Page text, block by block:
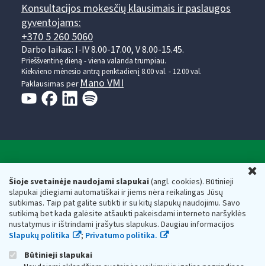
Šioje svetainėje naudojami slapukai(angl. cookies). Būtinieji
slapukai įdiegiami automatiškai ir jiems nėra reikalingas Jūsų
sutikimas. Taip pat galite sutikti ir su kitų slapukų naudojimu. Savo
sutikimą bet kada galėsite atšaukti pakeisdami interneto naršyklės
nustatymus ir ištrindami įrašytus slapukus. Daugiau informacijos
Slapukų politika
; Privatumo politika.
Būtinieji slapukai
Konsultacijos mokesčių klausimais ir paslaugos
gyventojams:
+370 5 260 5060
Darbo laikas: I-IV 8.00-17.00, V 8.00-15.45.
Prieššventinę dieną - viena valanda trumpiau.
Kiekvieno mėnesio antrą penktadienį 8.00 val. - 12.00 val.
Paklausimas per Mano VMI
Respublikos finansų ministerijos
Biudžetinė įstaiga. Juridinio asmens kodas — 188659752,
adresas: Vasario 16-osios g. 14, 01107 Vilnius, Lietuva, el.paštas:
vmi@vmi.lt, E. pristatymo dėžutės adresas 188659752
Duomenys apie Valstybinę mokesčių inspekciją prie Lietuvos
Respublikos finansų ministerijos kaupiami ir saugomi Juridinių